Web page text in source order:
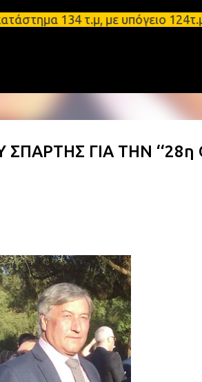
Μετάβαση στο κύριο
τ.μ, με υπόγειο
ΓΙΑ ΤΗΝ ‘‘28η